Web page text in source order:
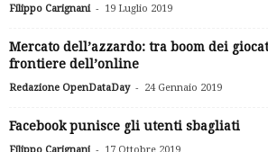
Filippo Carignani - 19 Luglio 2019
Mercato dell’azzardo: tra boom dei
frontiere dell’online
Redazione OpenDataDay - 24 Gennaio 2019
Facebook punisce gli utenti sbagliati
-